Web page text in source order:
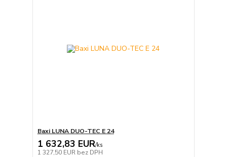
Baxi LUNA DUO-TEC E 24
1 632,83 EUR/ks
1 327,50 EUR bez DPH